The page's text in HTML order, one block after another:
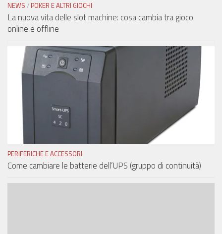
NEWS / POKER E ALTRI GIOCHI
La nuova vita delle slot machine: cosa cambia tra gioco
online e offline
PERIFERICHE E ACCESSORI
Come cambiare le batterie dell’UPS (gruppo di continuità)